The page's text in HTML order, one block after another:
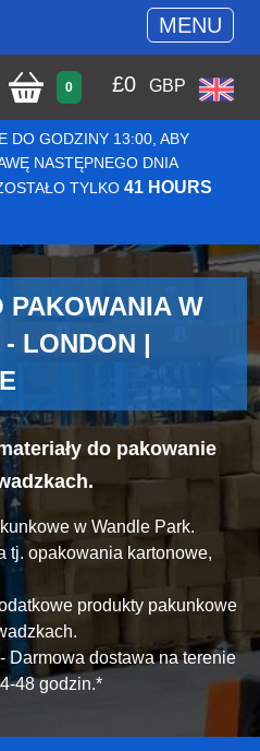
MENU
0 £0 GBP
DO GODZINY 13:00, ABY
NASTĘPNEGO DNIA
TYLKO 41 HOURS
PAKOWANIA W
LONDON |
do pakowanie
w Wandle Park.
tj. opakowania kartonowe,
produkty pakunkowe
Darmowa dostawa na terenie
48 godzin.*